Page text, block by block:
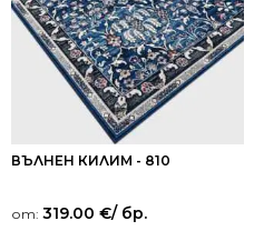
ВЪЛНЕН КИЛИМ - 810
от: 319.00 €/ бр.